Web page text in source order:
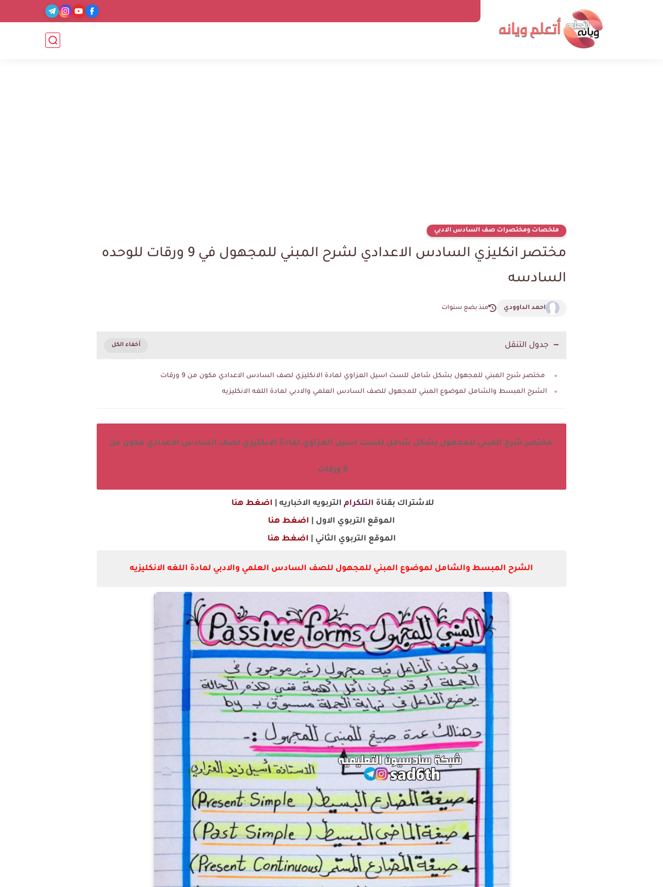
ملخصات ومختصرات صف السادس الادبي
مختصر انكليزي السادس الاعدادي لشرح المبني للمجهول في 9 ورقات للوحده
السادسه
احمد الداوودي منذ بضع سنوات
جدول التنقل
مختصر شرح المبني للمجهول بشكل شامل للست اسيل العزاوي لمادة الانكليزي لصف السادس الاعدادي مكون من 9 ورقات
الشرح المبسط والشامل لموضوع المبني للمجهول للصف السادس العلمي والادبي لمادة اللغه الانكليزيه
مختصر شرح المبني للمجهول بشكل شامل للست اسيل العزاوي لمادة الانكليزي لصف السادس الاعدادي مكون من
9 ورقات
للاشتراك بقناة التلكرام التربويه الاخباريه | اضغط هنا
الموقع التربوي الاول |
اضغط هنا
الموقع التربوي الثاني | اضغط هنا
الشرح المبسط والشامل لموضوع المبني للمجهول للصف السادس العلمي والادبي لمادة اللغه الانكليزيه